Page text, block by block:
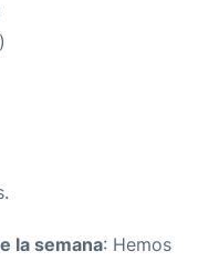
la semana: Hemos